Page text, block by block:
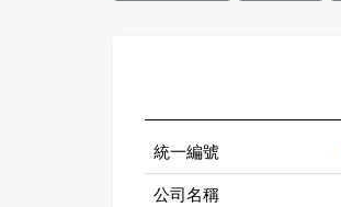
統一編號
公司名稱